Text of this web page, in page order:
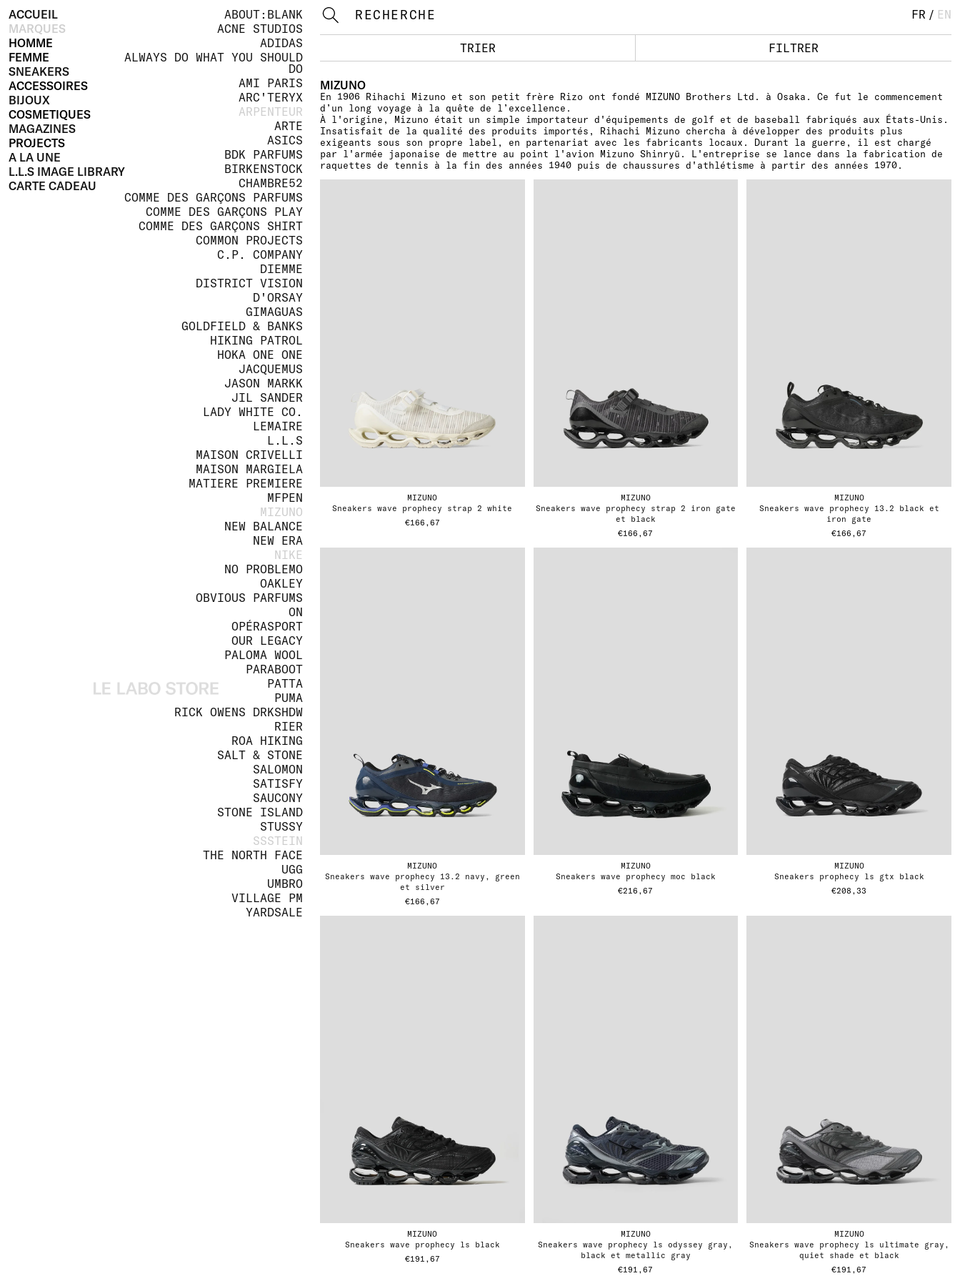
ACCUEIL
MARQUES
ABOUT:BLANK
ACNE STUDIOS
ADIDAS
ALWAYS DO WHAT YOU SHOULD
DO
AMI PARIS
ARC'TERYX
ARPENTEUR
ARTE
ASICS
BDK PARFUMS
BIRKENSTOCK
CHAMBRE52
COMME DES GARÇONS PARFUMS
COMME DES GARÇONS PLAY
COMME DES GARÇONS SHIRT
COMMON PROJECTS
C.P. COMPANY
DIEMME
DISTRICT VISION
D'ORSAY
GIMAGUAS
GOLDFIELD & BANKS
HIKING PATROL
HOKA ONE ONE
JACQUEMUS
JASON MARKK
JIL SANDER
LADY WHITE CO.
LEMAIRE
L.L.S
MAISON CRIVELLI
MAISON MARGIELA
MATIERE PREMIERE
MFPEN
MIZUNO
NEW BALANCE
NEW ERA
NIKE
NO PROBLEMO
OAKLEY
OBVIOUS PARFUMS
ON
OPÉRASPORT
OUR LEGACY
PALOMA WOOL
PARABOOT
PATTA
PUMA
RICK OWENS DRKSHDW
RIER
ROA HIKING
SALT & STONE
SALOMON
SATISFY
SAUCONY
STONE ISLAND
STUSSY
SSSTEIN
THE NORTH FACE
UGG
UMBRO
VILLAGE PM
YARDSALE
HOMME
FEMME
SNEAKERS
ACCESSOIRES
BIJOUX
COSMETIQUES
MAGAZINES
PROJECTS
A LA UNE
L.L.S IMAGE LIBRARY
CARTE CADEAU
RECHERCHE FR / EN
TRIER FILTRER
MIZUNO
En 1906 Rihachi Mizuno et son petit frère Rizo ont fondé MIZUNO Brothers Ltd. à Osaka. Ce fut le commencement
d’un long voyage à la quête de l’excellence.
À l'origine, Mizuno était un simple importateur d'équipements de golf et de baseball fabriqués aux États-Unis.
Insatisfait de la qualité des produits importés, Rihachi Mizuno chercha à développer des produits plus
exigeants sous son propre label, en partenariat avec les fabricants locaux. Durant la guerre, il est chargé
par l'armée japonaise de mettre au point l'avion Mizuno Shinryū. L'entreprise se lance dans la fabrication de
raquettes de tennis à la fin des années 1940 puis de chaussures d'athlétisme à partir des années 1970.
MIZUNO
sneakers wave prophecy strap 2 white
€166,67
MIZUNO
sneakers wave prophecy strap 2 iron gate
et black
€166,67
MIZUNO
sneakers wave prophecy 13.2 black et
iron gate
€166,67
MIZUNO
sneakers wave prophecy 13.2 navy, green
et silver
€166,67
MIZUNO
sneakers wave prophecy moc black
€216,67
MIZUNO
sneakers prophecy ls gtx black
€208,33
MIZUNO
sneakers wave prophecy ls black
€191,67
MIZUNO
sneakers wave prophecy ls odyssey gray,
black et metallic gray
€191,67
MIZUNO
sneakers wave prophecy ls ultimate gray,
quiet shade et black
€191,67